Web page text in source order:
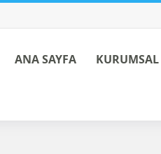
ANA SAYFA KURUMSAL